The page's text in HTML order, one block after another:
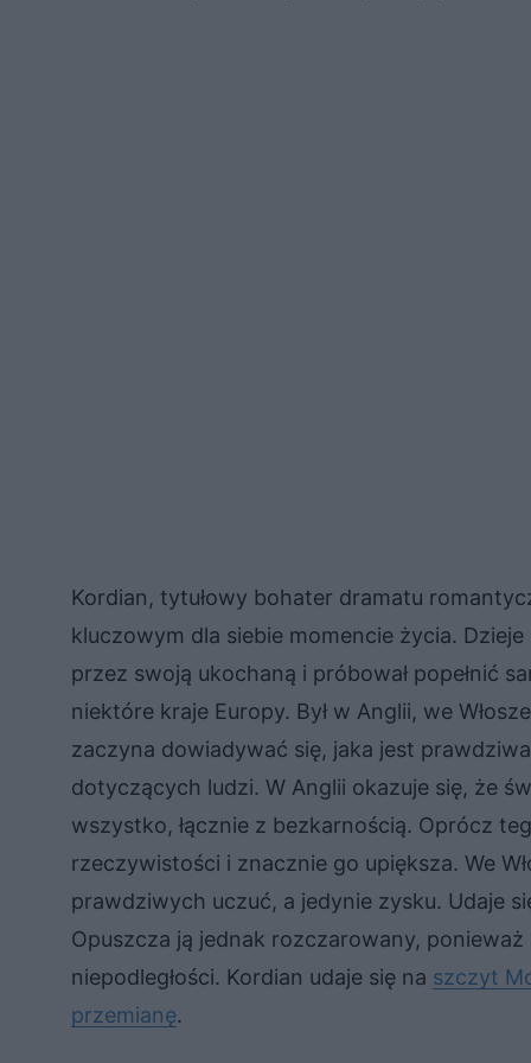
Kordian, tytułowy bohater dramatu
kluczowym dla siebie momencie życia.
przez swoją ukochaną i próbował popełnić
niektóre kraje Europy. Był w Anglii, we
zaczyna dowiadywać się, jaka jest
dotyczących ludzi. W Anglii okazuje się, że
wszystko, łącznie z bezkarnością. Oprócz
rzeczywistości i znacznie go upiększa. We
prawdziwych uczuć, a jedynie zysku. Udaje
Opuszcza ją jednak rozczarowany,
niepodległości. Kordian udaje się na szczyt
przemianę.